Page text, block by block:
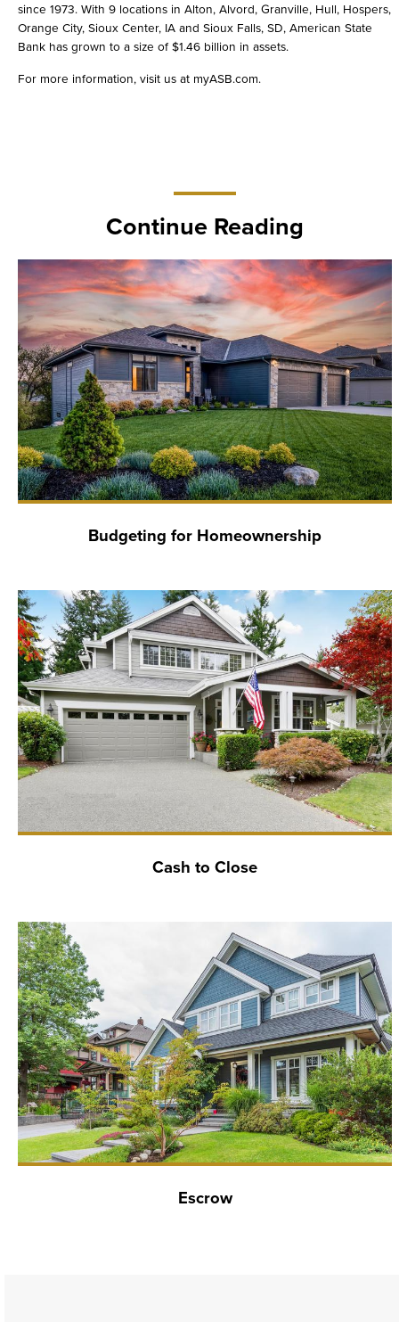
since 1973. With 9 locations in Alton, Alvord, Granville, Hull, Hospers,
Orange City, Sioux Center, IA and Sioux Falls, SD, American State
Bank has grown to a size of $1.46 billion in assets.
For more information, visit us at myASB.com.
Continue Reading
Budgeting for Homeownership
Cash to Close
Escrow